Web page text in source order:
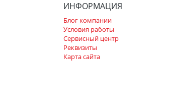
ИНФОРМАЦИЯ
Блог компании
Условия работы
Сервисный центр
Реквизиты
Карта сайта